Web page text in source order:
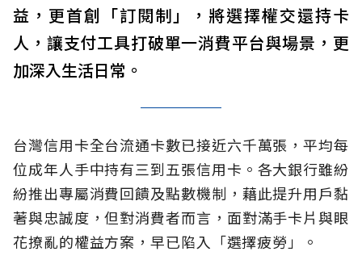
益，更首創「訂閱制」，將選擇權交還持卡
人，讓支付工具打破單一消費平台與場景，更
加深入生活日常。
台灣信用卡全台流通卡數已接近六千萬張，平均每
位成年人手中持有三到五張信用卡。各大銀行雖紛
紛推出專屬消費回饋及點數機制，藉此提升用戶黏
著與忠誠度，但對消費者而言，面對滿手卡片與眼
花撩亂的權益方案，早已陷入「選擇疲勞」。